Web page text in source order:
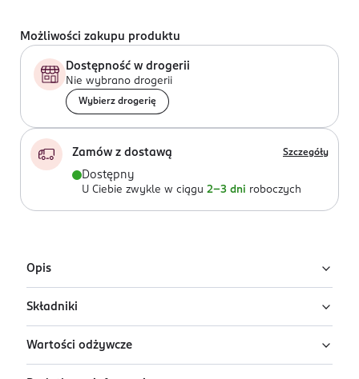
Możliwości zakupu produktu
Dostępność w drogerii
Nie wybrano drogerii
Wybierz drogerię
Zamów z dostawą Szczegóły
Dostępny
U Ciebie zwykle w ciągu 2-3 dni roboczych
Opis
Kaszka mleczna manna z bananami i kakao. Produkt
sterylizowany.
Z miłości do najmłodszych
Składniki
mlekopełne* 42 %, woda, banany* 21 %, kasza
manna* 6 % (zpszenicy), 6% kakao w proszku * 1 %,
Wartości odżywcze